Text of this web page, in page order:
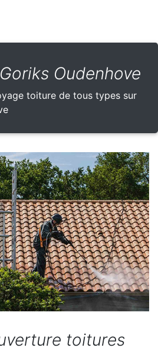
Oudenhove
toiture de tous types sur
toitures